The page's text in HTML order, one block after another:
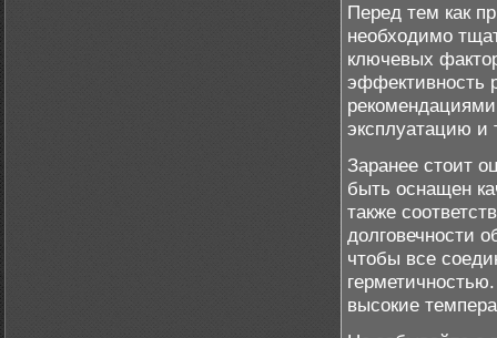
Перед тем как
необходимо
ключевых
эффективность
эксплуатацию и
Заранее стоит
быть оснащен
также
долговечности
чтобы все
высокие